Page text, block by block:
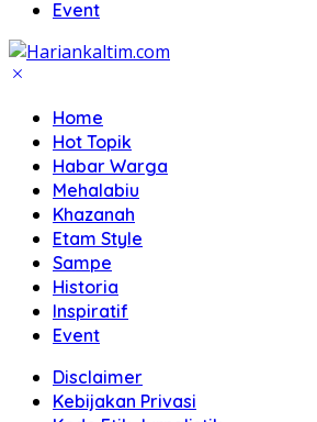
Event
Home
Hot Topik
Habar Warga
Mehalabiu
Khazanah
Etam Style
Sampe
Historia
Inspiratif
Event
Disclaimer
Kebijakan Privasi